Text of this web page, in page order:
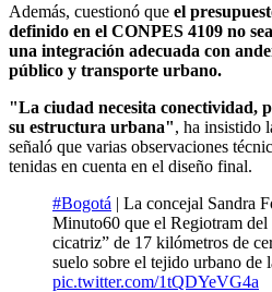
Además, cuestionó que el
definido en el CONPES 4109 no
una integración adecuada con
público y transporte urbano.
"La ciudad necesita conectividad,
su estructura urbana", ha insistido
señaló que varias observaciones
tenidas en cuenta en el diseño final.
#Bogotá | La concejal Sandra
Minuto60 que el Regiotram del
cicatriz” de 17 kilómetros de
suelo sobre el tejido urbano de
pic.twitter.com/1tQDYeVG4a